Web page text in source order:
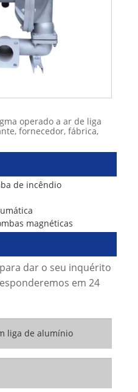
operado a ar de liga
fornecedor, fábrica,
de incêndio
magnéticas
dar o seu inquérito
em 24